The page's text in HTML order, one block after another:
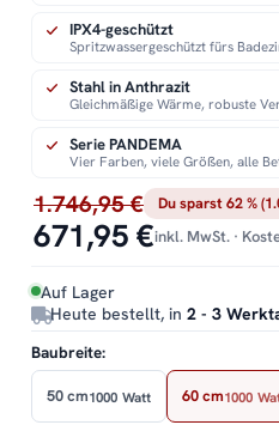
1.746,95 € Du sparst 62 %
671,95 €inkl. MwSt. ·
Auf Lager
Heute bestellt, in 2 - 3
IPX4-geschützt
Spritzwassergeschützt fürs
Stahl in Anthrazit
Gleichmäßige Wärme, robuste
Serie PANDEMA
Vier Farben, viele Größen, alle
Baubreite:
50 cm1000 Watt 60 cm1000